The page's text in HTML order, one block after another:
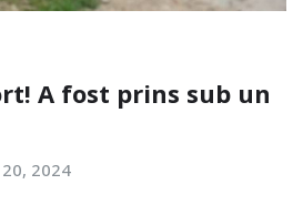
A fost prins sub un
2024